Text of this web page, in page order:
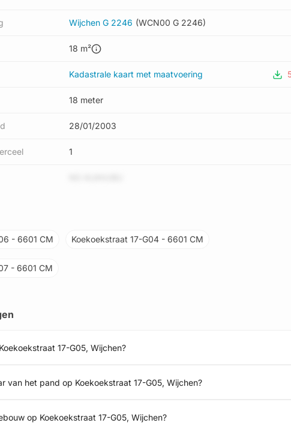
Wijchen G 2246 (WCN00 G 2246)
18 m²
Kadastrale kaart met maatvoering
18 meter
28/01/2003
1
- 6601 CM Koekoekstraat 17-G04 - 6601 CM
- 6601 CM
17-G05, Wijchen?
van het pand op Koekoekstraat 17-G05, Wijchen?
op Koekoekstraat 17-G05, Wijchen?